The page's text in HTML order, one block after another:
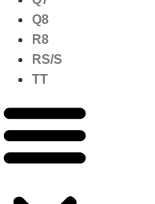
Q8
R8
RS/S
TT